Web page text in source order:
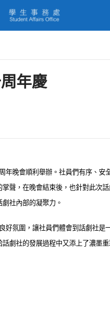
年慶
年晚會順利舉辦。社員們有序、
聲，在晚會結束後，也針對此次
社內部的凝聚力。
好氛圍，讓社員們體會到話劇社
劇社的發展過程中又添上了濃墨